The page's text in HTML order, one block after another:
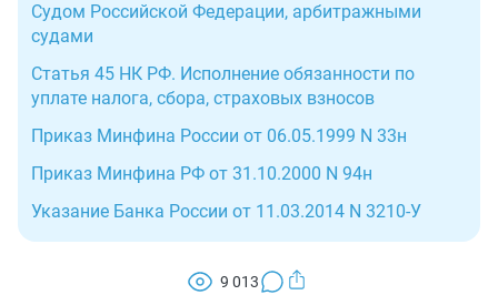
Судом Российской Федерации, арбитражными
судами
Статья 45 НК РФ. Исполнение обязанности по
уплате налога, сбора, страховых взносов
Приказ Минфина России от 06.05.1999 N 33н
Приказ Минфина РФ от 31.10.2000 N 94н
Указание Банка России от 11.03.2014 N 3210-У
9 013